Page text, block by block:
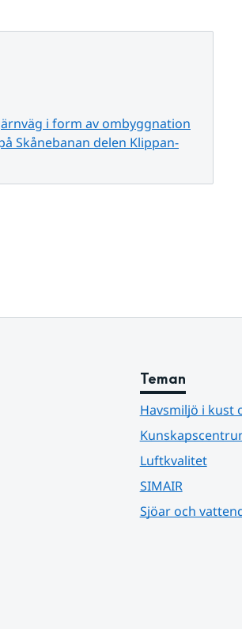
i form av ombyggnation
Skånebanan delen Klippan-
Teman
Havsmiljö i kust
Luftkvalitet
SIMAIR
Sjöar och